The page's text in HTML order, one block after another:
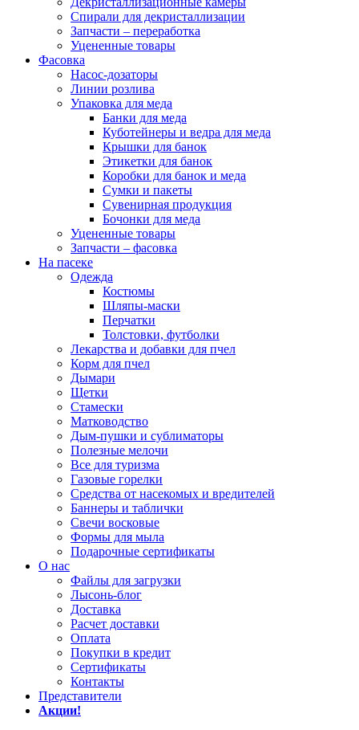
Спирали для декристаллизации
Запчасти – переработка
Уцененные товары
Фасовка
Насос-дозаторы
Линии розлива
Упаковка для меда
Банки для меда
Куботейнеры и ведра для меда
Крышки для банок
Этикетки для банок
Коробки для банок и меда
Сумки и пакеты
Сувенирная продукция
Бочонки для меда
Уцененные товары
Запчасти – фасовка
На пасеке
Одежда
Костюмы
Шляпы-маски
Перчатки
Толстовки, футболки
Лекарства и добавки для пчел
Корм для пчел
Дымари
Щетки
Стамески
Матководство
Дым-пушки и сублиматоры
Полезные мелочи
Все для туризма
Газовые горелки
Средства от насекомых и вредителей
Баннеры и таблички
Свечи восковые
Формы для мыла
Подарочные сертификаты
О нас
Файлы для загрузки
Лысонь-блог
Доставка
Расчет доставки
Оплата
Покупки в кредит
Сертификаты
Контакты
Представители
Акции!